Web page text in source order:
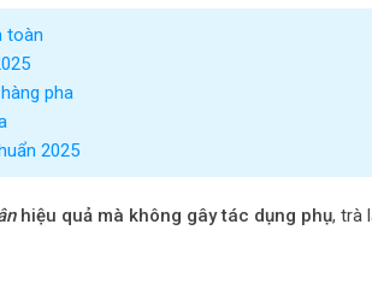
toàn
pha
2025
hiệu quả mà không gây tác dụng phụ, trà